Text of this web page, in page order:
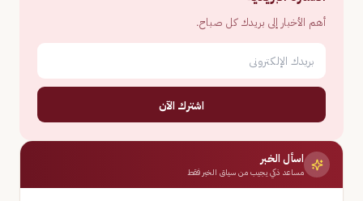
أهم الأخبار إلى بريدك كل صباح.
اشترك الآن
اسأل الخبر
مساعد ذكي يجيب من سياق الخبر فقط